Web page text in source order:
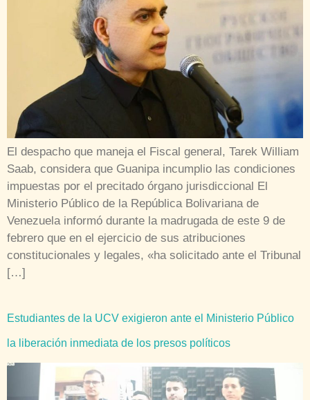
El despacho que maneja el Fiscal general, Tarek William
Saab, considera que Guanipa incumplio las condiciones
impuestas por el precitado órgano jurisdiccional El
Ministerio Público de la República Bolivariana de
Venezuela informó durante la madrugada de este 9 de
febrero que en el ejercicio de sus atribuciones
constitucionales y legales, «ha solicitado ante el Tribunal
[…]
Estudiantes de la UCV exigieron ante el Ministerio Público
la liberación inmediata de los presos políticos